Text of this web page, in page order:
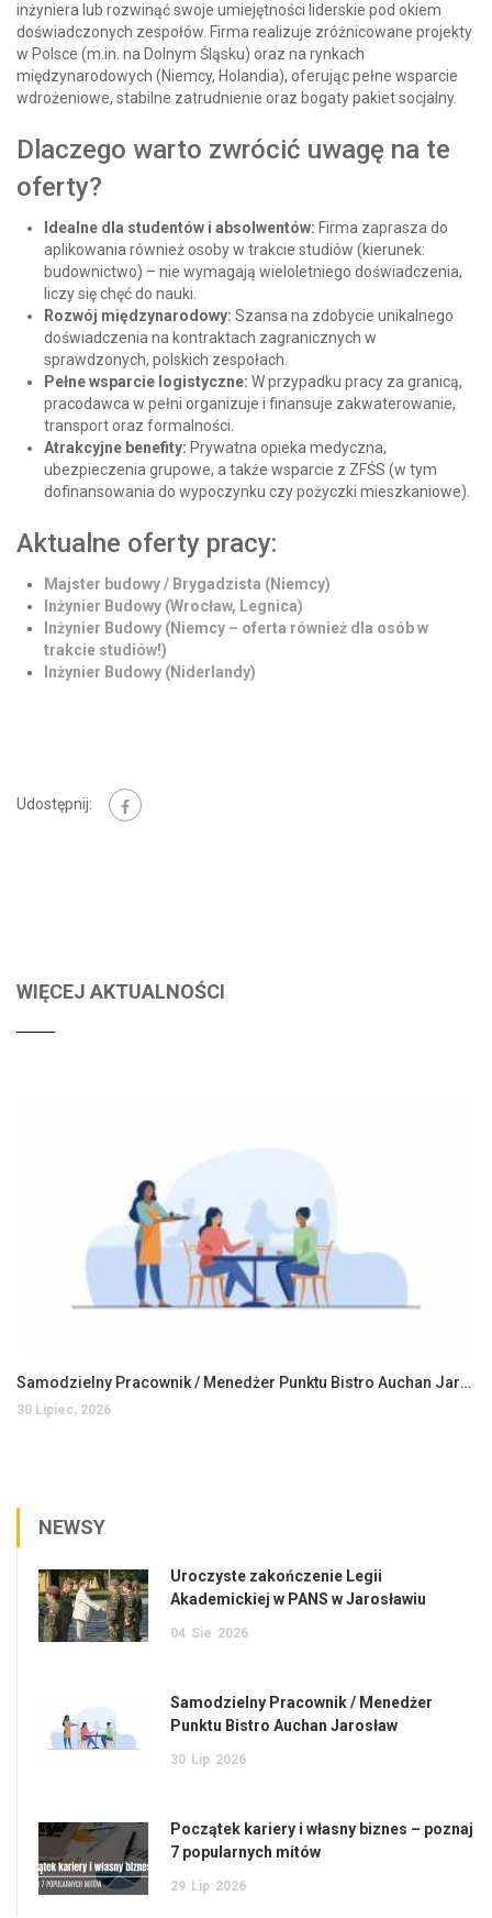
inżyniera lub rozwinąć swoje umiejętności liderskie pod okiem
doświadczonych zespołów. Firma realizuje zróżnicowane projekty
w Polsce (m.in. na Dolnym Śląsku) oraz na rynkach
międzynarodowych (Niemcy, Holandia), oferując pełne wsparcie
wdrożeniowe, stabilne zatrudnienie oraz bogaty pakiet socjalny.
Dlaczego warto zwrócić uwagę na te
oferty?
Idealne dla studentów i absolwentów: Firma zaprasza do
aplikowania również osoby w trakcie studiów (kierunek:
budownictwo) – nie wymagają wieloletniego doświadczenia,
liczy się chęć do nauki.
Rozwój międzynarodowy: Szansa na zdobycie unikalnego
doświadczenia na kontraktach zagranicznych w
sprawdzonych, polskich zespołach.
Pełne wsparcie logistyczne: W przypadku pracy za granicą,
pracodawca w pełni organizuje i finansuje zakwaterowanie,
transport oraz formalności.
Atrakcyjne benefity: Prywatna opieka medyczna,
ubezpieczenia grupowe, a także wsparcie z ZFŚS (w tym
dofinansowania do wypoczynku czy pożyczki mieszkaniowe).
Aktualne oferty pracy:
Majster budowy / Brygadzista (Niemcy)
Inżynier Budowy (Wrocław, Legnica)
Inżynier Budowy (Niemcy – oferta również dla osób w
trakcie studiów!)
Inżynier Budowy (Niderlandy)
Udostępnij:
WIĘCEJ AKTUALNOŚCI
Samodzielny Pracownik / Menedżer Punktu Bistro Auchan Jarosław
30 Lipiec, 2026
NEWSY
Uroczyste zakończenie Legii
Akademickiej w PANS w Jarosławiu
04 Sie 2026
Samodzielny Pracownik / Menedżer
Punktu Bistro Auchan Jarosław
30 Lip 2026
Początek kariery i własny biznes – poznaj
7 popularnych mitów
29 Lip 2026